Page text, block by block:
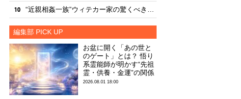
・
編集部 PICK UP
お盆に開く「あの世と
のゲート」とは？ 悟り
系霊能師が明かす“先祖
霊・供養・金運”の関係
2026.08.01 18:00